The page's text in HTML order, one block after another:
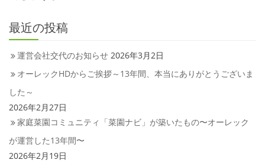
最近の投稿
運営会社交代のお知らせ 2026年3月2日
オーレックHDからご挨拶～13年間、本当にありがとうございま
した～
2026年2月27日
家庭菜園コミュニティ「菜園ナビ」が築いたもの〜オーレック
が運営した13年間〜
2026年2月19日